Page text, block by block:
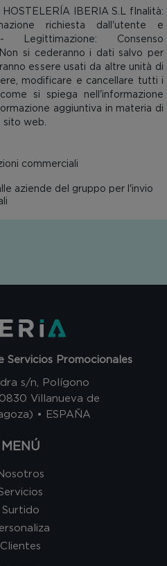
IBERIA S.L fInalità:
richiesta dall'utente e
Legittimazione: Consenso
si cederanno i dati salvo per
essere usati da altre unità di
modificare e cancellare tutti i
si spiega nell'informazione
aggiuntiva in materia di
web.
commerciali
aziende del gruppo per l'invio
Servicios Promocionales
s/n, Polígono
Villanueva de
• ESPAÑA
MENÚ
Surtido
Clientes